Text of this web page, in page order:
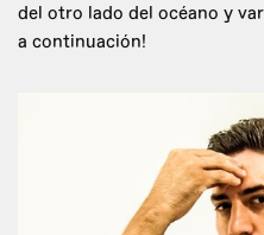
del otro lado del océano y
a continuación!